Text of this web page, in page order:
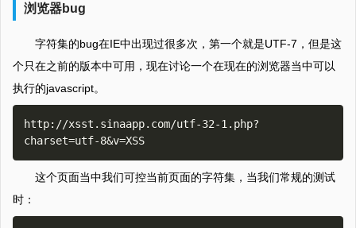
浏览器bug
字符集的bug在IE中出现过很多次，第一个就是UTF-7，但是这
个只在之前的版本中可用，现在讨论一个在现在的浏览器当中可以
执行的javascript。
http://xsst.sinaapp.com/utf-32-1.php?
这个页面当中我们可控当前页面的字符集，当我们常规的测试
时：